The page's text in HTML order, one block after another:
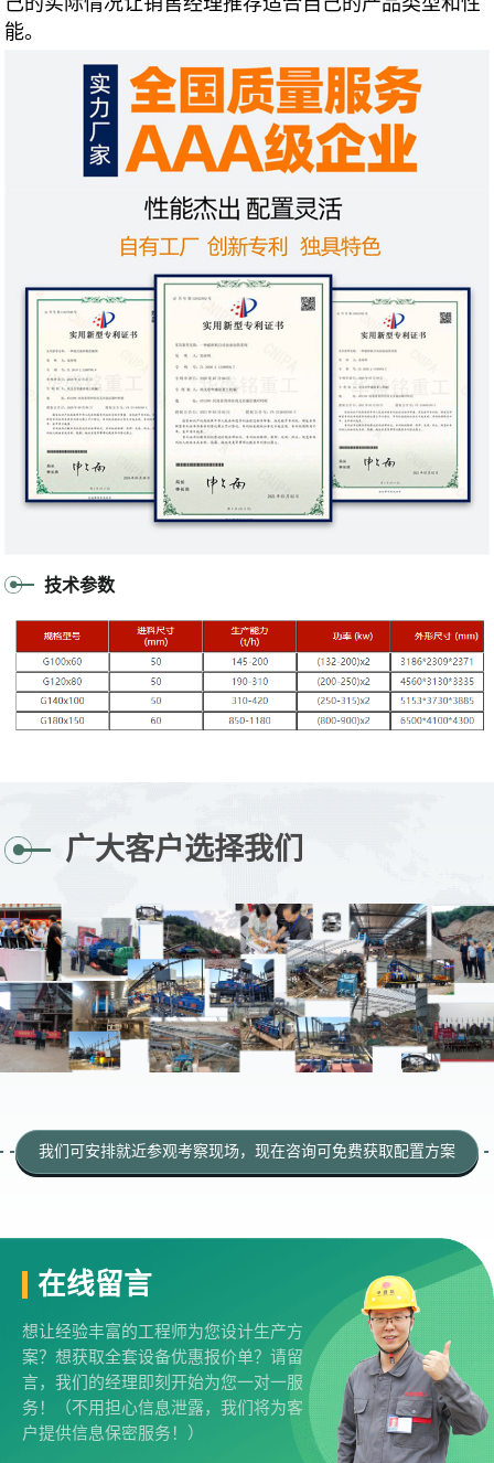
能。
技术参数
广大客户选择我们
我们可安排就近参观考察现场，现在咨询可免费获取配置方案
在线留言
想让经验丰富的工程师为您设计生产方
案？想获取全套设备优惠报价单？请留
言，我们的经理即刻开始为您一对一服
务！（不用担心信息泄露，我们将为客
户提供信息保密服务！）